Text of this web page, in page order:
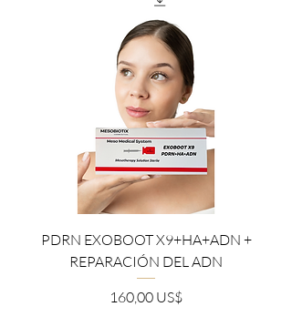
PDRN EXOBOOT X9+HA+ADN +
REPARACIÓN DEL ADN
Precio
160,00 US$